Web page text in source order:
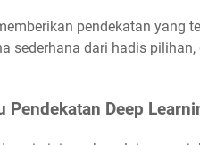
pendekatan yang
sederhana dari hadis
Deep